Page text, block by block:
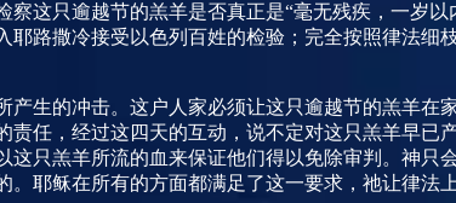
这只逾越节的羔羊是否真正是“毫无残疾，一岁以
耶路撒冷接受以色列百姓的检验；完全按照律法细
生的冲击。这户人家必须让这只逾越节的羔羊在
任，经过这四天的互动，说不定对这只羔羊早已
这只羔羊所流的血来保证他们得以免除审判。神只
耶稣在所有的方面都满足了这一要求，祂让律法